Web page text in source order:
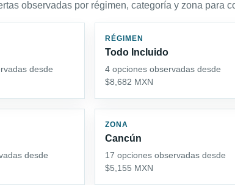
observadas por régimen, categoría y zona para
desde
RÉGIMEN
Todo Incluido
4 opciones observadas desde
$8,682 MXN
desde
ZONA
Cancún
17 opciones observadas desde
$5,155 MXN